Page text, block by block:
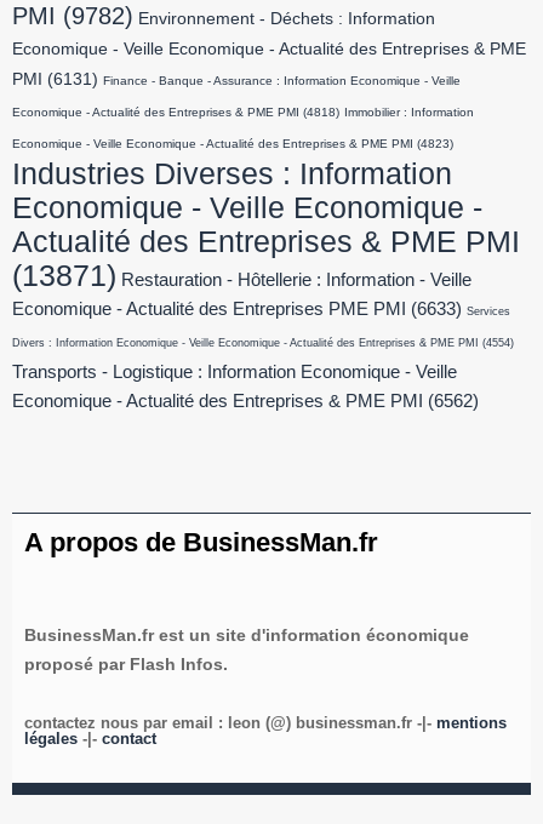
PMI (9782) Environnement - Déchets : Information
Economique - Veille Economique - Actualité des Entreprises & PME
PMI
(6131) Finance - Banque - Assurance : Information Economique - Veille
Economique - Actualité des Entreprises & PME PMI (4818) Immobilier : Information
Economique - Veille Economique - Actualité des Entreprises & PME PMI (4823)
Industries Diverses : Information
Economique - Veille Economique -
Actualité des Entreprises & PME PMI
(13871) Restauration - Hôtellerie : Information - Veille
Economique - Actualité des Entreprises PME PMI
(6633) Services
Divers : Information Economique - Veille Economique - Actualité des Entreprises & PME PMI (4554)
Transports - Logistique : Information Economique - Veille
Economique - Actualité des Entreprises & PME PMI
(6562)
A propos de BusinessMan.fr
BusinessMan.fr est un site d'information économique
proposé par Flash Infos.
contactez nous par email : leon (@) businessman.fr -|- mentions
légales -|- contact